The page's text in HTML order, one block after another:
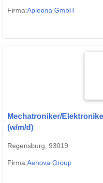
Firma:Apleona GmbH
Mechatroniker/
(w/m/d)
Regensburg, 93019
Firma:Aenova Group